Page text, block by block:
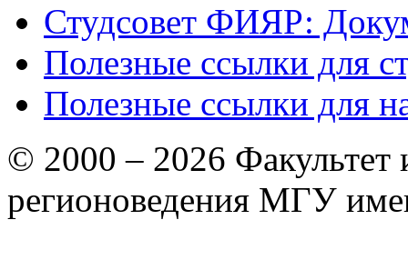
Студсовет ФИЯР:
Полезные ссылки для
Полезные ссылки для
© 2000 – 2026 Факультет
регионоведения МГУ